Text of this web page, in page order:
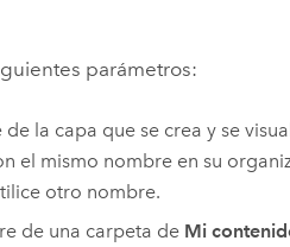
parámetros:
la capa que se crea y se
el mismo nombre en su
otro nombre.
de una carpeta de Mi